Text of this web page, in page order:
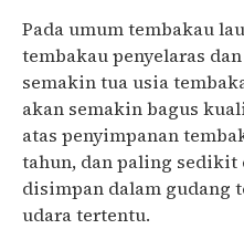
Pada umum tembakau
tembakau penyelaras
semakin tua usia
akan semakin bagus
atas penyimpanan
tahun, dan paling sedikit
disimpan dalam gudang
udara tertentu.